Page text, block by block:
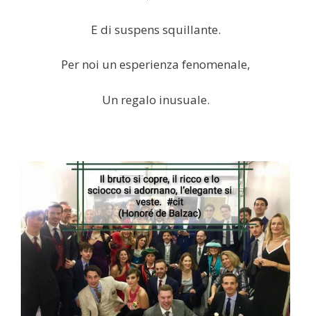
E di suspens squillante.
Per noi un esperienza fenomenale,
Un regalo inusuale.